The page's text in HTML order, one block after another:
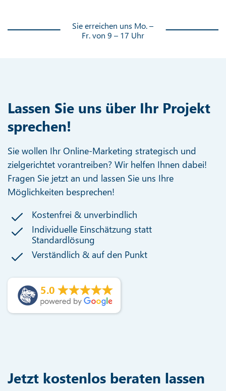
Sie erreichen uns Mo. –
Fr. von 9 – 17 Uhr
Lassen Sie uns über Ihr Projekt
sprechen!
Sie wollen Ihr Online-Marketing strategisch und
zielgerichtet vorantreiben? Wir helfen Ihnen dabei!
Fragen Sie jetzt an und lassen Sie uns Ihre
Möglichkeiten besprechen!
Kostenfrei & unverbindlich
Individuelle Einschätzung statt
Standardlösung
Verständlich & auf den Punkt
5.0
Jetzt kostenlos beraten lassen